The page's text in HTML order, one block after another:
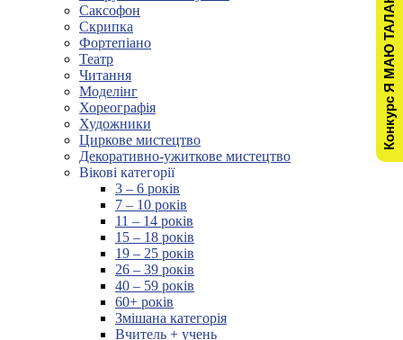
Саксофон
Скрипка
Фортепіано
Театр
Читання
Моделінг
Хореографія
Художники
Циркове мистецтво
Декоративно-ужиткове мистецтво
Вікові категорії
3 – 6 років
7 – 10 років
11 – 14 років
15 – 18 років
19 – 25 років
26 – 39 років
40 – 59 років
60+ років
Змішана категорія
Вчитель + учень
Конкурс Я МАЮ ТАЛАНТ!